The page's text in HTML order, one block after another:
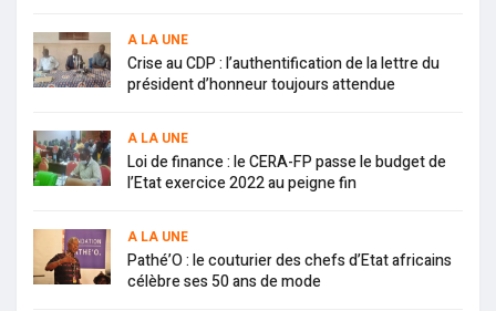
A LA UNE
Crise au CDP : l’authentification de la lettre du
président d’honneur toujours attendue
A LA UNE
Loi de finance : le CERA-FP passe le budget de
l’Etat exercice 2022 au peigne fin
A LA UNE
Pathé’O : le couturier des chefs d’Etat africains
célèbre ses 50 ans de mode